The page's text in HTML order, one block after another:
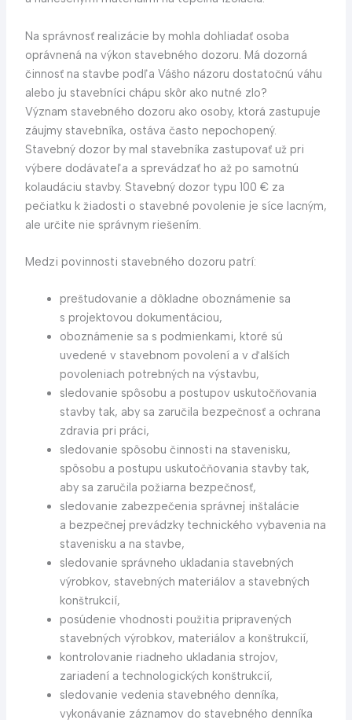
Na správnosť realizácie by mohla dohliadať osoba
oprávnená na výkon stavebného dozoru. Má dozorná
činnosť na stavbe podľa Vášho názoru dostatočnú váhu
alebo ju stavebníci chápu skôr ako nutné zlo?
Význam stavebného dozoru ako osoby, ktorá zastupuje
záujmy stavebníka, ostáva často nepochopený.
Stavebný dozor by mal stavebníka zastupovať už pri
výbere dodávateľa a sprevádzať ho až po samotnú
kolaudáciu stavby. Stavebný dozor typu 100 € za
pečiatku k žiadosti o stavebné povolenie je síce lacným,
ale určite nie správnym riešením.
Medzi povinnosti stavebného dozoru patrí:
preštudovanie a dôkladne oboznámenie sa
s projektovou dokumentáciou,
oboznámenie sa s podmienkami, ktoré sú
uvedené v stavebnom povolení a v ďalších
povoleniach potrebných na výstavbu,
sledovanie spôsobu a postupov uskutočňovania
stavby tak, aby sa zaručila bezpečnosť a ochrana
zdravia pri práci,
sledovanie spôsobu činnosti na stavenisku,
spôsobu a postupu uskutočňovania stavby tak,
aby sa zaručila požiarna bezpečnosť,
sledovanie zabezpečenia správnej inštalácie
a bezpečnej prevádzky technického vybavenia na
stavenisku a na stavbe,
sledovanie správneho ukladania stavebných
výrobkov, stavebných materiálov a stavebných
konštrukcií,
posúdenie vhodnosti použitia pripravených
stavebných výrobkov, materiálov a konštrukcií,
kontrolovanie riadneho ukladania strojov,
zariadení a technologických konštrukcií,
sledovanie vedenia stavebného denníka,
vykonávanie záznamov do stavebného denníka